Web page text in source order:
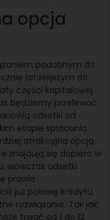
opcja
podobnym do
łatwiejszym do
części kapitałowej
będziemy przelewać
odsetki od
etapie spłacania
atrakcyjna opcja.
znajdują się dopiero w
wówczas odsetki
prawie
już połowę kredytu
rozwiązanie. Tak jak
trwać od 1 do 12